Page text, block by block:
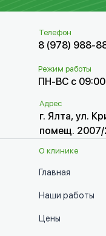
Телефон
Адрес
г. Ялта, ул.
помещ.
Режим работы
ПН-ВС с
О клинике
Главная
Наши работы
Цены
8 (978) 988-